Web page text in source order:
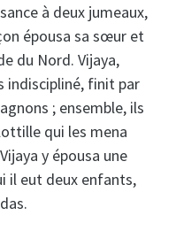
à deux jumeaux,
épousa sa sœur et
du Nord. Vijaya,
indiscipliné, finit par
; ensemble, ils
qui les mena
y épousa une
il eut deux enfants,